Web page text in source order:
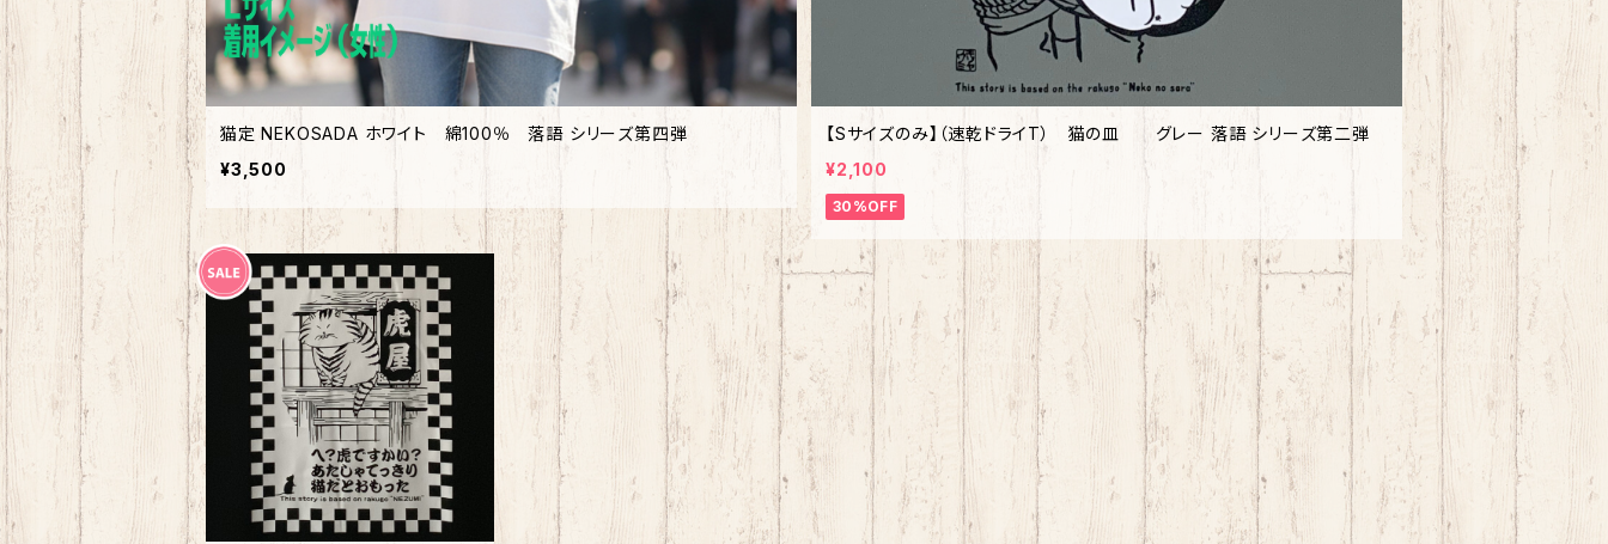
猫定 NEKOSADA ホワイト 綿100％ 落語 シリーズ第四弾
¥3,500
【Sサイズのみ】（速乾ドライT） 猫の皿 グレー 落語 シリーズ第二弾
¥2,100
30%OFF